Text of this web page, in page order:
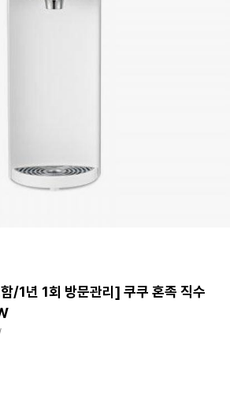
/1년 1회 방문관리] 쿠쿠 혼족 직수